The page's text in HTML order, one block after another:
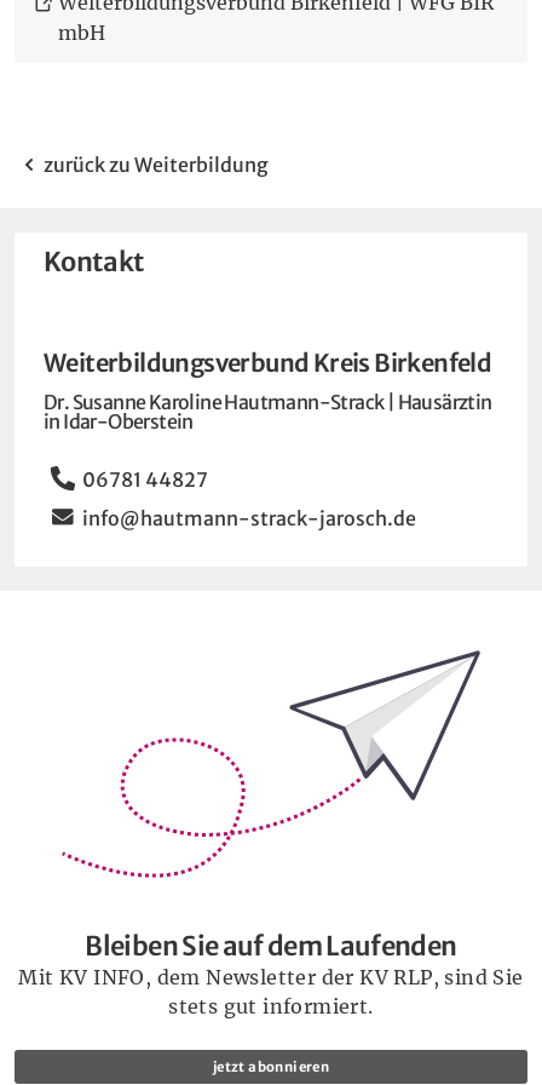
mbH(Öffnet eine andere Webseite in einem
zurück zu Weiterbildung
Kontakt
Weiterbildungsverbund Kreis Birkenfeld
Dr. Susanne Karoline Hautmann-Strack | Hausärztin
in Idar-Oberstein
Telefon
06781 44827
Email
info@hautmann-strack-jarosch.de
Bleiben Sie auf dem Laufenden
Mit KV INFO, dem Newsletter der KV RLP, sind Sie
stets gut informiert.
jetzt abonnieren